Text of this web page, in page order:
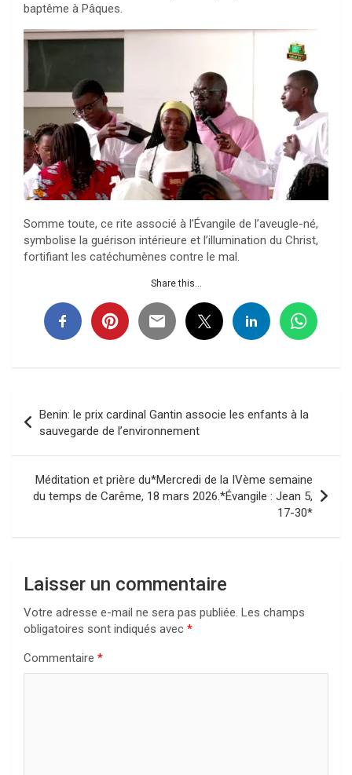
baptême à Pâques.
Somme toute, ce rite associé à l’Évangile de l’aveugle-né,
symbolise la guérison intérieure et l’illumination du Christ,
fortifiant les catéchumènes contre le mal.
Share this...
de
l’article
Benin: le prix cardinal Gantin associe les enfants à la
sauvegarde de l’environnement
Méditation et prière du*Mercredi de la IVème semaine
du temps de Carême, 18 mars 2026.*Évangile : Jean 5,
17-30*
Laisser un commentaire
Votre adresse e-mail ne sera pas publiée. Les champs
obligatoires sont indiqués avec *
Commentaire *